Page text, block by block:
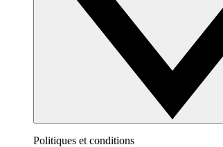
Politiques et conditions